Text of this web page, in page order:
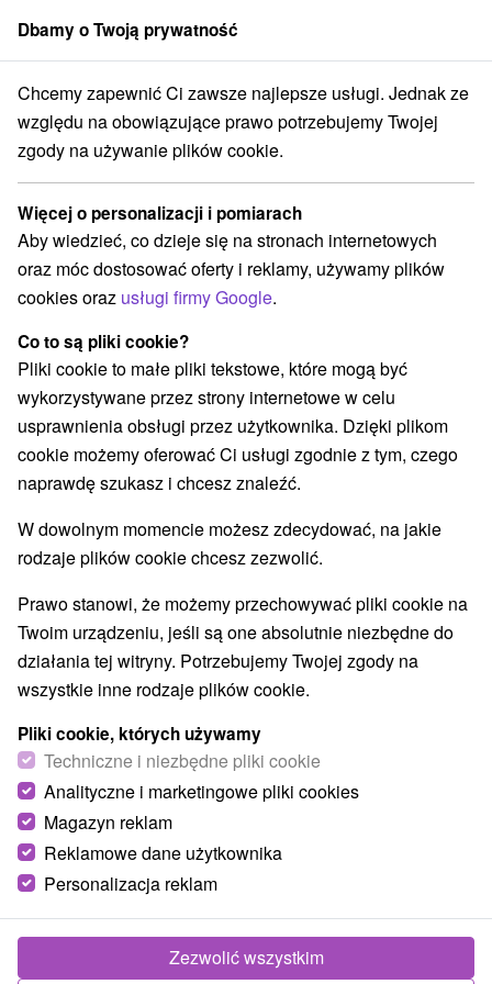
członek grupySorger
Specjalne oferty na Słowacji Horné Považie
Specjalne oferty na Słowacji Horné
Považie
Kategorie
Wszystkie kategorie
Pobyty z rabatem
Wellness pobyty(10)
Romantyczne wypady(3) Pobyty dla seniorów(1)
Wakacje rodzinne(4)
Wybierz lokalizację lub datę
Najlepiej sprzedające
1.
Romantyczna ucieczka od codzienności –
Prosecco, wellness, półpensjonat
Village resort Hanuliak
Od 1 Noce
Śniadanie I Kolacja
Zrób niespodziankę lub przyjedź świętować swoją
rocznicę do Village resort Hanuliak. Przygotowana
Dbamy o Twoją prywatność
Chcemy zapewnić Ci zawsze najlepsze usługi. Jednak ze
względu na obowiązujące prawo potrzebujemy Twojej
zgody na używanie plików cookie.
Więcej o personalizacji i pomiarach
Aby wiedzieć, co dzieje się na stronach internetowych
oraz móc dostosować oferty i reklamy, używamy plików
cookies oraz usługi firmy Google.
Co to są pliki cookie?
Pliki cookie to małe pliki tekstowe, które mogą być
wykorzystywane przez strony internetowe w celu
usprawnienia obsługi przez użytkownika. Dzięki plikom
cookie możemy oferować Ci usługi zgodnie z tym, czego
naprawdę szukasz i chcesz znaleźć.
W dowolnym momencie możesz zdecydować, na jakie
rodzaje plików cookie chcesz zezwolić.
Prawo stanowi, że możemy przechowywać pliki cookie na
Twoim urządzeniu, jeśli są one absolutnie niezbędne do
działania tej witryny. Potrzebujemy Twojej zgody na
wszystkie inne rodzaje plików cookie.
Pliki cookie, których używamy
Techniczne i niezbędne pliki cookie
Analityczne i marketingowe pliki cookies
Magazyn reklam
Reklamowe dane użytkownika
Personalizacja reklam
Zezwolić wszystkim